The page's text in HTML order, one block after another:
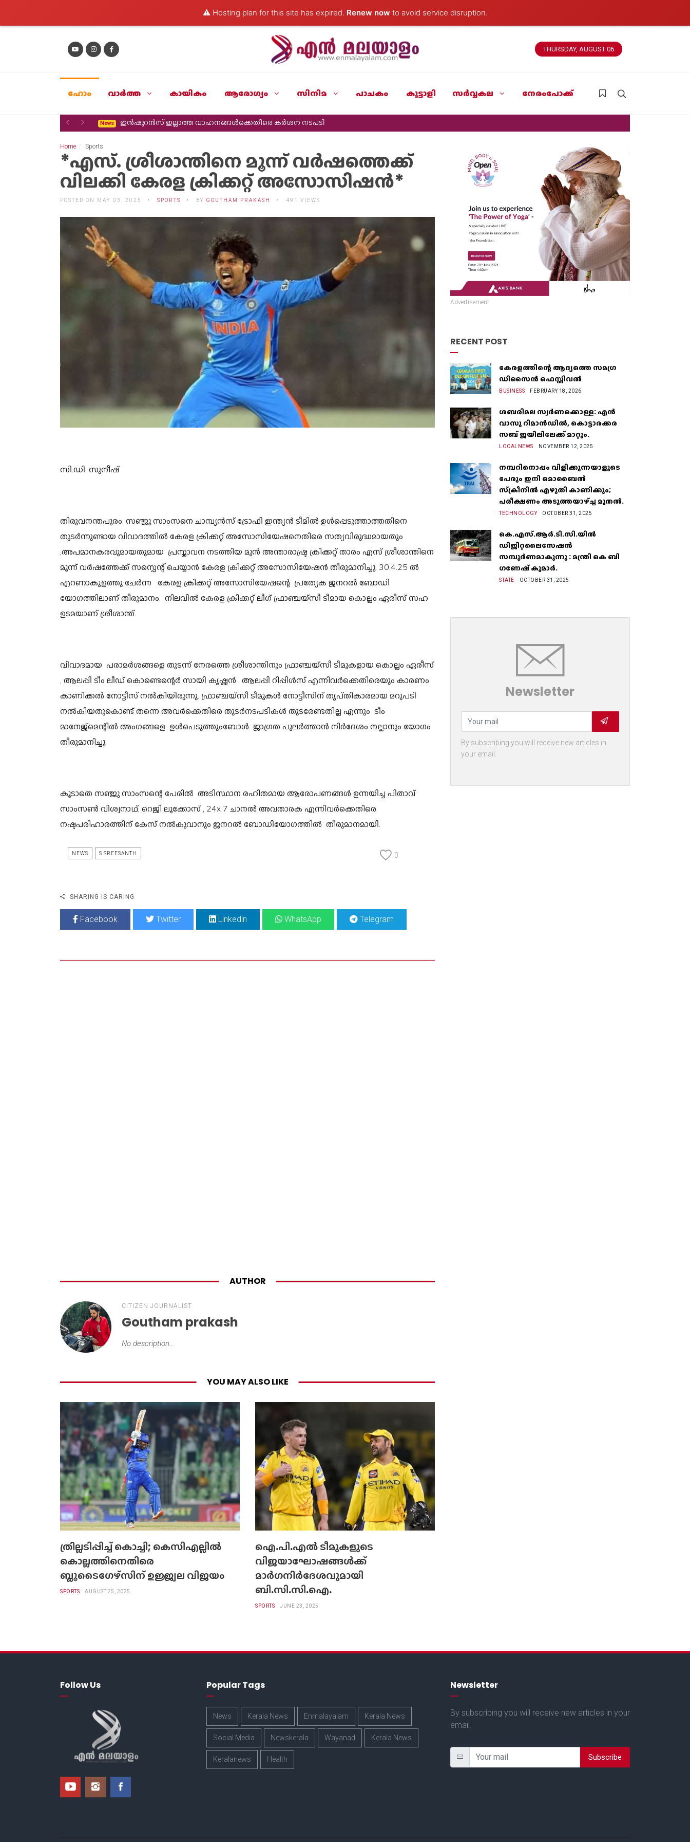
⚠️ Hosting plan for this site has expired. Renew now to avoid service disruption.
THURSDAY, AUGUST 06
ഹോം വാര്‍ത്ത കായികം ആരോഗ്യം സിനിമ പാചകം കൂട്ടാളി സർവ്വകല നേരംപോക്ക്
Previous
NextNews ഇൻഷുറൻസ് ഇല്ലാത്ത വാഹനങ്ങൾക്കെതിരെ കർശന നടപടി
Home Sports
*എസ്‌. ശ്രീശാന്തിനെ മൂന്ന് വർഷത്തെക്ക്
വിലക്കി കേരള ക്രിക്കറ്റ് അസോസിഷൻ*
POSTED ON MAY 03, 2025 SPORTS BY GOUTHAM PRAKASH 491 VIEWS
സി.ഡി. സുനീഷ്
തിരുവനന്തപുരം: സഞ്ജു സാംസനെ ചാമ്പ്യൻസ് ട്രോഫി ഇന്ത്യൻ ടീമിൽ ഉൾപ്പെടുത്താത്തതിനെ
തുടർന്നുണ്ടായ വിവാദത്തിൽ കേരള ക്രിക്കറ്റ് അസോസിയേഷനെതിരെ സത്യവിരുദ്ധമായതും
,അപമാനകരവുമായതുമായ പ്രസ്താവന നടത്തിയ മുൻ അന്താരാഷ്ട്ര ക്രിക്കറ്റ് താരം എസ് ശ്രീശാന്തിനെ
മൂന്ന് വർഷത്തേക്ക് സസ്പെന്റ് ചെയ്യാൻ കേരള ക്രിക്കറ്റ് അസോസിയേഷൻ തീരുമാനിച്ചു. 30.4.25 ൽ
എറണാകുളത്തു ചേർന്ന കേരള ക്രിക്കറ്റ് അസോസിയേഷന്റെ പ്രത്യേക ജനറൽ ബോഡി
യോഗത്തിലാണ് തീരുമാനം. നിലവിൽ കേരള ക്രിക്കറ്റ് ലീഗ് ഫ്രാഞ്ചയ്‌സീ ടീമായ കൊല്ലം ഏരീസ് സഹ
ഉടമയാണ് ശ്രീശാന്ത്.
വിവാദമായ പരാമർശങ്ങളെ തുടന്ന് നേരത്തെ ശ്രീശാന്തിനും ഫ്രാഞ്ചയ്‌സീ ടീമുകളായ കൊല്ലം ഏരീസ്
, ആലപ്പി ടീം ലീഡ് കൊണ്ടെന്റെർ സായി കൃഷ്ണൻ , ആലപ്പി റിപ്പിൾസ് എന്നിവർക്കെതിരെയും കാരണം
കാണിക്കൽ നോട്ടീസ് നൽകിയിരുന്നു. ഫ്രാഞ്ചയ്‌സീ ടീമുകൾ നോട്ടീസിന് തൃപ്‌തികാരമായ മറുപടി
നൽകിയതുകൊണ്ട് തന്നെ അവർക്കെതിരെ തുടർനടപടികൾ തുടരേണ്ടതില്ല എന്നും ടീം
മാനേജ്മെന്റിൽ അംഗങ്ങളെ ഉൾപെടുത്തുംബോൾ ജാഗ്രത പുലർത്താൻ നിർദേശം നല്കാനും യോഗം
തീരുമാനിച്ചു.
കൂടാതെ സഞ്ജു സാംസന്റെ പേരിൽ അടിസ്ഥാന രഹിതമായ ആരോപണങ്ങൾ ഉന്നയിച്ച പിതാവ്
സാംസൺ വിശ്വനാഥ്, റെജി ലൂക്കോസ് , 24x 7 ചാനൽ അവതാരക എന്നിവർക്കെതിരെ
നഷ്ടപരിഹാരത്തിന് കേസ് നൽകുവാനും ജനറൽ ബോഡിയോഗത്തിൽ തീരുമാനമായി.
NEWS S SREESANTH 0
SHARING IS CARING
Facebook Twitter Linkedin WhatsApp Telegram
AUTHOR
CITIZEN JOURNALIST
Goutham prakash
No description...
YOU MAY ALSO LIKE
ത്രില്ലടിപ്പിച്ച് കൊച്ചി; കെസിഎല്ലില്‍
കൊല്ലത്തിനെതിരെ
ബ്ലൂടൈഗേഴ്‌സിന് ഉജ്ജ്വല വിജയം
SPORTS AUGUST 25, 2025
ഐ.പി.എല്‍ ടീമുകളുടെ
വിജയാഘോഷങ്ങള്‍ക്ക്
മാര്‍ഗനിര്‍ദേശവുമായി
ബി.സി.സി.ഐ.
SPORTS JUNE 23, 2025
Advertisement
RECENT POST
കേരളത്തിന്റെ ആദ്യത്തെ സമഗ്ര
ഡിസൈൻ ഫെസ്റ്റിവൽ
BUSINESS FEBRUARY 18, 2026
ശബരിമല സ്വർണക്കൊള്ള: എൻ
വാസു റിമാൻഡിൽ, കൊട്ടാരക്കര
സബ് ജയിലിലേക്ക് മാറ്റും.
LOCALNEWS NOVEMBER 12, 2025
നമ്പറിനൊപ്പം വിളിക്കുന്നയാളുടെ
പേരും ഇനി മൊബൈൽ
സ്‌ക്രീനില്‍ എഴുതി കാണിക്കും;
പരീക്ഷണം അടുത്തയാഴ്‌ച്ച മുതല്‍.
TECHNOLOGY OCTOBER 31, 2025
കെ.എസ്.ആർ.ടി.സി.യിൽ
ഡിജിറ്റലൈസേഷൻ
സമ്പൂർണമാകുന്നു : മന്ത്രി കെ ബി
ഗണേഷ് കുമാർ.
STATE OCTOBER 31, 2025
Newsletter
By subscribing you will receive new articles in
your email.
Follow Us Popular Tags
News Kerala News Enmalayalam Kerala News
Social Media Newskerala Wayanad Kerala News
Keralanews Health
Newsletter
By subscribing you will receive new articles in your
email.
Subscribe